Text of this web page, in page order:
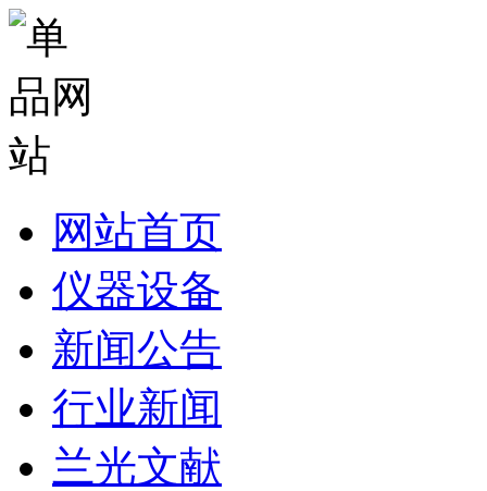
网站首页
仪器设备
新闻公告
行业新闻
兰光文献